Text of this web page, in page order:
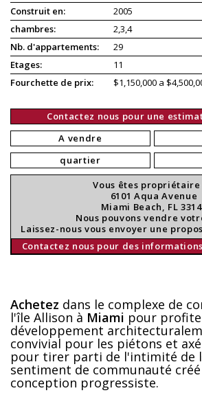
Construit en:
2005
chambres:
2,3,4
Nb. d'appartements:
29
Etages:
11
Fourchette de prix:
$1,150,000 a
Contactez nous pour une
A vendre
quartier
Vous êtes propriétaire
6101 Aqua Avenue
Miami Beach, FL
Nous pouvons vendre
Laissez-nous vous envoyer une
Contactez nous pour des
Achetez dans le complexe de
l'île Allison à Miami pour
développement
convivial pour les piétons et
pour tirer parti de l'intimité de
sentiment de communauté
conception progressiste.